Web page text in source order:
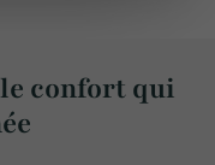
confort qui